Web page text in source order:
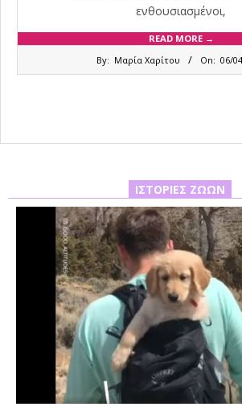
ενθουσιασμένοι,
READ MORE →
By: Μαρία Χαρίτου On: 06/
ΙΣΤΟΡΊΕΣ ΖΏΩΝ